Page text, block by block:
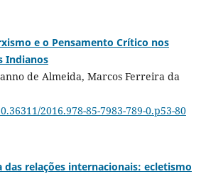
e o Pensamento Crítico nos
Indianos
de Almeida, Marcos Ferreira da
2016.978-85-7983-789-0.p53-80
das relações internacionais: ecletismo